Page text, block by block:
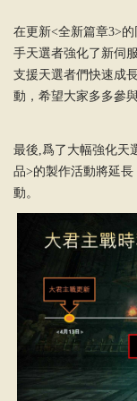
在更新<全新篇章3>
手天選者強化了新伺
支援天選者們快速成
動，希望大家多多參與
最後,爲了大幅強化天
品>的製作活動將延
動。